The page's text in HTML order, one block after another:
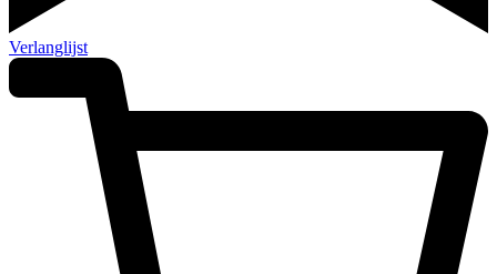
Verlanglijst